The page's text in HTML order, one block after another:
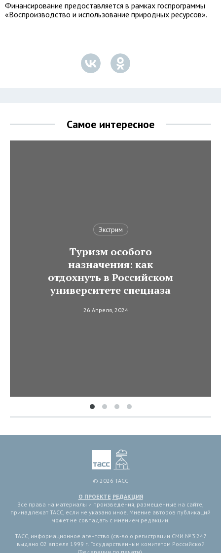
Финансирование предоставляется в рамках госпрограммы
«Воспроизводство и использование природных ресурсов».
Самое интересное
Экстрим
Туризм особого
назначения: как
отдохнуть в Российском
университете спецназа
26 Апреля, 2024
© 2026 ТАСС
О ПРОЕКТЕ РЕДАКЦИЯ
Все права на материалы и произведения, размещенные на сайте,
принадлежат ТАСС, если не указано иное. Мнение авторов публикаций
может не совпадать с мнением редакции.
ТАСС, информационное агентство (св-во о регистрации СМИ № 3 247
выдано 02 апреля 1999 г. Государственным комитетом Российской